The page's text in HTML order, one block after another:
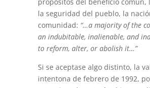
la seguridad del pueblo, la
comunidad: “…a majority of the
an indubitable, inalienable, and
to reform, alter, or abolish it…”
Si se aceptase algo distinto, la
intentona de febrero de 1992,